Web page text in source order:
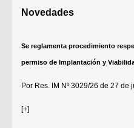
Novedades
Se reglamenta procedimiento
permiso de Implantación y
Por Res. IM Nº 3029/26 de 27 de
[+]